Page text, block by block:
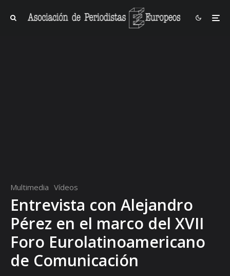
Multimedia Vídeos
Entrevista con Alejandro
Pérez en el marco del XVII
Foro Eurolatinoamericano
de Comunicación